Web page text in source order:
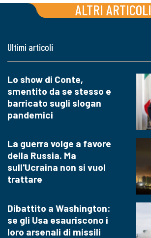
ALTRI ARTICOLI
Ultimi articoli
Lo show di Conte,
smentito da se stesso e
barricato sugli slogan
pandemici
La guerra volge a favore
della Russia. Ma
sull'Ucraina non si vuol
trattare
Dibattito a Washington:
se gli Usa esauriscono i
loro arsenali di missili